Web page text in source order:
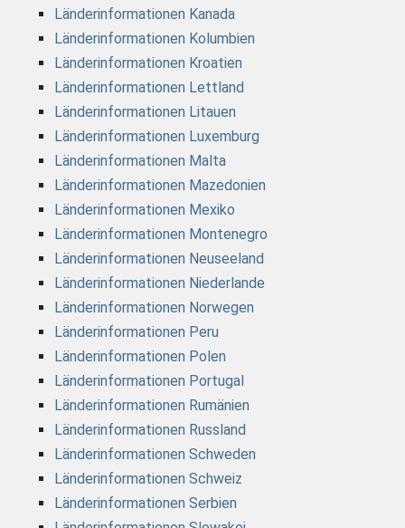
Länderinformationen Kanada
Länderinformationen Kolumbien
Länderinformationen Kroatien
Länderinformationen Lettland
Länderinformationen Litauen
Länderinformationen Luxemburg
Länderinformationen Malta
Länderinformationen Mazedonien
Länderinformationen Mexiko
Länderinformationen Montenegro
Länderinformationen Neuseeland
Länderinformationen Niederlande
Länderinformationen Norwegen
Länderinformationen Peru
Länderinformationen Polen
Länderinformationen Portugal
Länderinformationen Rumänien
Länderinformationen Russland
Länderinformationen Schweden
Länderinformationen Schweiz
Länderinformationen Serbien